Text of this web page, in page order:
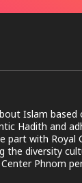
Islam based
Hadith and
part with Royal
the diversity
Center Phnom